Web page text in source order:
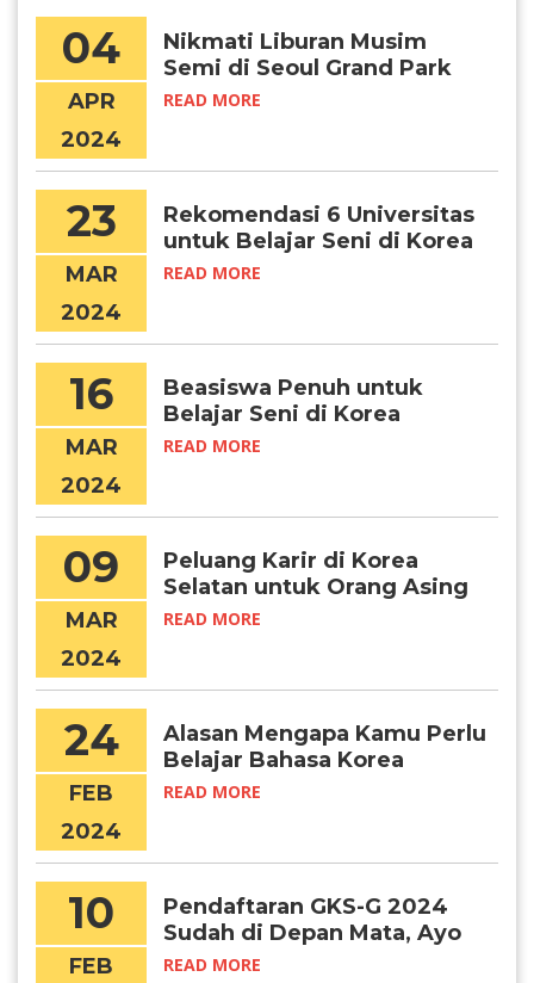
04
APR
2024
Nikmati Liburan Musim
Semi di Seoul Grand Park
READ MORE
23
MAR
2024
Rekomendasi 6 Universitas
untuk Belajar Seni di Korea
READ MORE
16
MAR
2024
Beasiswa Penuh untuk
Belajar Seni di Korea
Selatan
READ MORE
09
MAR
2024
Peluang Karir di Korea
Selatan untuk Orang Asing
READ MORE
24
FEB
2024
Alasan Mengapa Kamu Perlu
Belajar Bahasa Korea
READ MORE
10
FEB
Pendaftaran GKS-G 2024
Sudah di Depan Mata, Ayo
Persiapkan Diri!
READ MORE